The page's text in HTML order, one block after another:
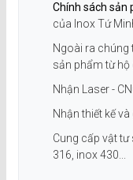
Chính sách sản
của Inox Tứ
Ngoài ra chúng
sản phẩm từ hộ
Nhận Laser -
Nhận thiết kế
Cung cấp vật tư
316, inox 430...